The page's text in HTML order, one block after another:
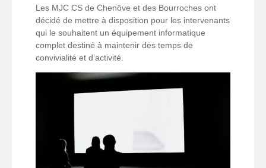
Les MJC CS de Chenôve et des Bourroches ont
décidé de mettre à disposition pour les intervenants
qui le souhaitent un équipement informatique
complet destiné à maintenir des temps de
convivialité et d’activité.